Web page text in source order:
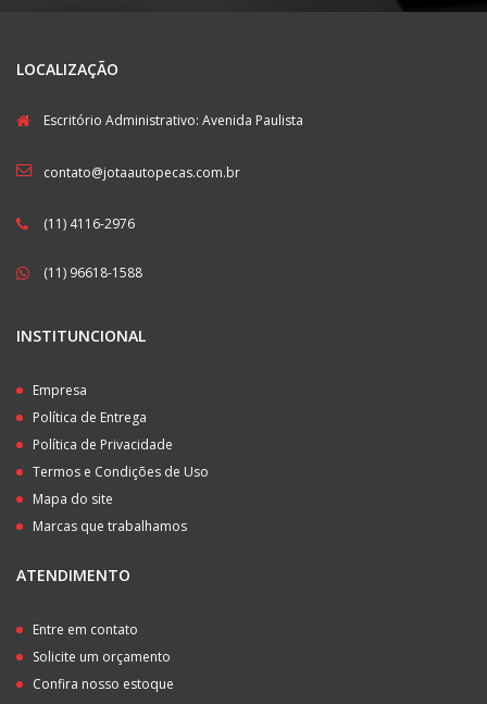
LOCALIZAÇÃO
Escritório Administrativo: Avenida Paulista
contato@jotaautopecas.com.br
(11) 4116-2976
(11) 96618-1588
INSTITUNCIONAL
Empresa
Política de Entrega
Política de Privacidade
Termos e Condições de Uso
Mapa do site
Marcas que trabalhamos
ATENDIMENTO
Entre em contato
Solicite um orçamento
Confira nosso estoque